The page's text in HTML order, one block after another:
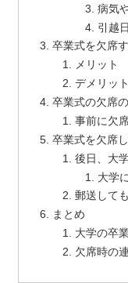
病気
引越
卒業式を欠席
メリット
デメリット
卒業式の欠席
事前に欠
卒業式を欠席
後日、大
大学
郵送して
まとめ
大学の卒
欠席時の